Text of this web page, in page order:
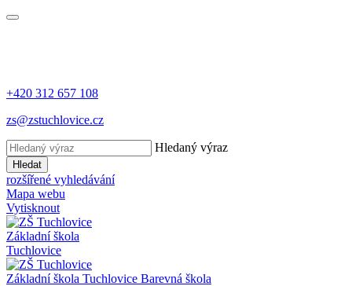
+420 312 657 108
zs@zstuchlovice.cz
Hledaný výraz
Hledat
rozšířené vyhledávání
Mapa webu
Vytisknout
Základní škola
Tuchlovice
Základníškola Tuchlovice Barevná škola